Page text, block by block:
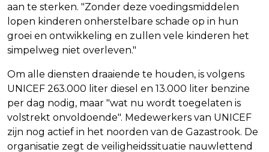
aan te sterken. "Zonder deze voedingsmiddelen
lopen kinderen onherstelbare schade op in hun
groei en ontwikkeling en zullen vele kinderen het
simpelweg niet overleven."
Om alle diensten draaiende te houden, is volgens
UNICEF 263.000 liter diesel en 13.000 liter benzine
per dag nodig, maar "wat nu wordt toegelaten is
volstrekt onvoldoende". Medewerkers van UNICEF
zijn nog actief in het noorden van de Gazastrook. De
organisatie zegt de veiligheidssituatie nauwlettend